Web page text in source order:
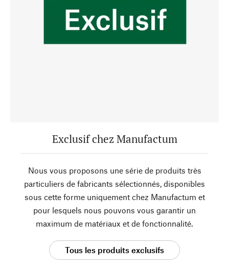
Exclusif chez Manufactum
Nous vous proposons une série de produits très
particuliers de fabricants sélectionnés, disponibles
sous cette forme uniquement chez Manufactum et
pour lesquels nous pouvons vous garantir un
maximum de matériaux et de fonctionnalité.
Tous les produits exclusifs